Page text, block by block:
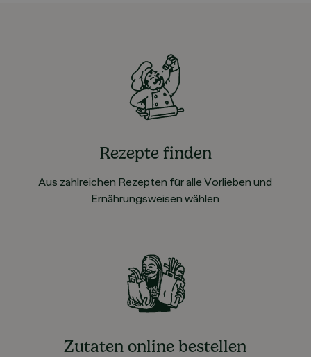
Rezepte finden
Aus zahlreichen Rezepten für alle Vorlieben und
Ernährungsweisen wählen
Zutaten online bestellen